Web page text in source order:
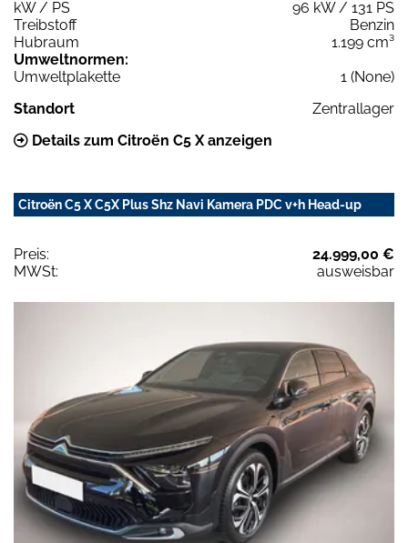
kW / PS
96 kW / 131 PS
Treibstoff
Benzin
Hubraum
1.199 cm³
Umweltnormen:
Umweltplakette
1 (None)
Standort
Zentrallager
Details zum Citroën C5 X anzeigen
Citroën C5 X C5X Plus Shz Navi Kamera PDC v+h Head-up
Preis:
24.999,00 €
MWSt:
ausweisbar